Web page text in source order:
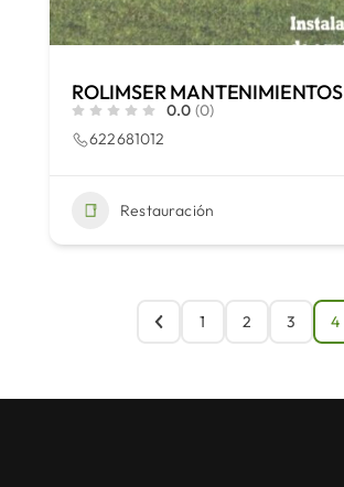
ROLIMSER MANTENIMIENTOS
0.0 (0)
622681012
Restauración
1 2 3 4